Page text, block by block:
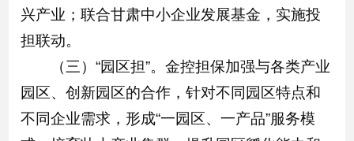
兴产业；联合甘肃中小企业发展基金，实施投
担联动。
（三）“园区担”。金控担保加强与各类产业
园区、创新园区的合作，针对不同园区特点和
不同企业需求，形成“一园区、一产品”服务模